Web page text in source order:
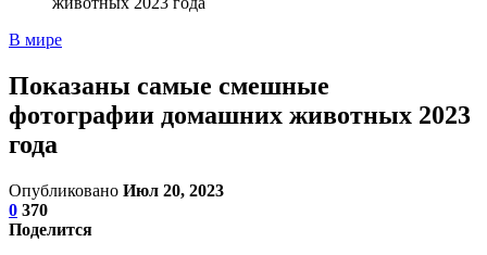
В мире
Показаны самые смешные
фотографии домашних животных 2023
года
Опубликовано Июл 20, 2023
0 370
Поделится